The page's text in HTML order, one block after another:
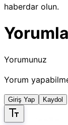
haberdar olun.
Yorumunuz
Yorum
Giriş Yap Kaydol